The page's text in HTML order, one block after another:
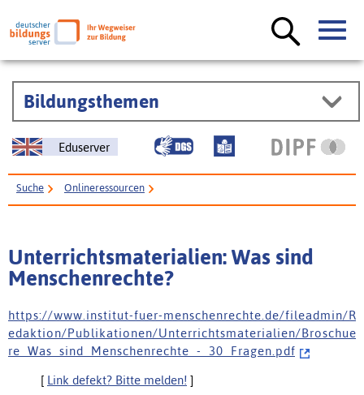
Bildungsthemen
Eduserver
Suche Onlineressourcen
Unterrichtsmaterialien: Was sind
Menschenrechte?
h t t p s : / / w w w . i n s t i t u t - f u e r - m e n s c h e n r e c h t e . d e / f i l e a d m i n / R
e d a k t i o n / P u b l i k a t i o n e n / U n t e r r i c h t s m a t e r i a l i e n / B r o s c h u e
r e _ W a s _ s i n d _ M e n s c h e n r e c h t e _ - _ 3 0 _ F r a g e n . p d f
[ Link defekt? Bitte melden! ]